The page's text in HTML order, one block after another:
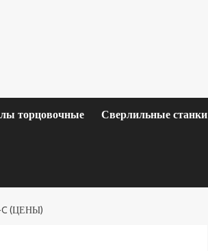
торцовочные Сверлильные станки
C (ЦЕНЫ)